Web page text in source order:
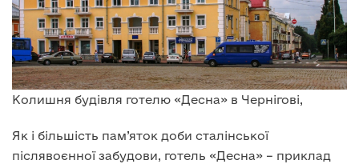
Колишня будівля готелю «Десна» в Чернігові,
Як і більшість пам’яток доби сталінської
післявоєнної забудови, готель «Десна» – приклад